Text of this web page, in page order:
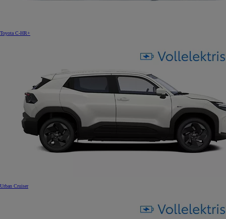
Toyota C-HR+
Urban Cruiser